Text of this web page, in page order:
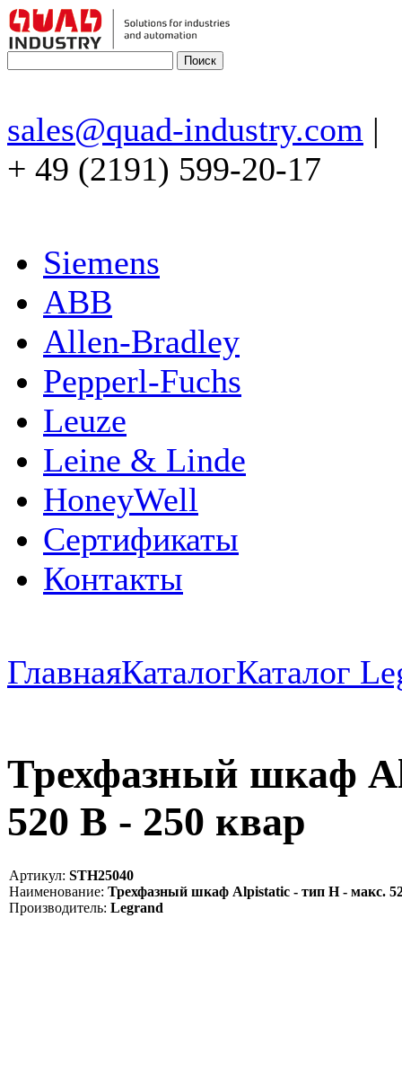
sales@quad-industry.com |
+ 49 (2191) 599-20-17
Siemens
ABB
Allen-Bradley
Pepperl-Fuchs
Leuze
Leine & Linde
HoneyWell
Сертификаты
Контакты
ГлавнаяКаталогКаталог
Трехфазный шкаф
520 В - 250 квар
Артикул: STH25040
Наименование: Трехфазный шкаф Alpistatic - тип Н - макс.
Производитель: Legrand